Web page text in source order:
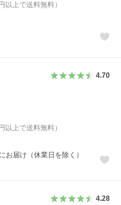
円以上で送料無料）
4.70
円以上で送料無料）
お届け（休業日を除く）
4.28